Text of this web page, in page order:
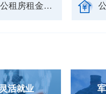
公租房租金申请
灵活就业